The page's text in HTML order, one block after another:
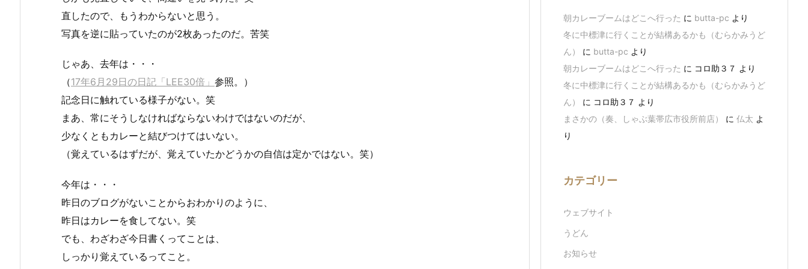
直したので、もうわからないと思う。
写真を逆に貼っていたのが2枚あったのだ。苦笑
じゃあ、去年は・・・
（17年6月29日の日記「LEE30倍」 参照。）
記念日に触れている様子がない。笑
まあ、常にそうしなければならないわけではないのだが、
少なくともカレーと結びつけてはいない。
（覚えているはずだが、覚えていたかどうかの自信は定かではない。笑）
今年は・・・
昨日のブログがないことからおわかりのように、
昨日はカレーを食してない。笑
でも、わざわざ今日書くってことは、
しっかり覚えているってこと。
朝カレーブームはどこへ行った に butta-pc より
冬に中標津に行くことが結構あるかも（むらかみうど
ん）
に butta-pc より
朝カレーブームはどこへ行った に コロ助３７ より
冬に中標津に行くことが結構あるかも（むらかみうど
ん）
に コロ助３７ より
まさかの（奏、しゃぶ葉帯広市役所前店）
に 仏太 よ
り
カテゴリー
ウェブサイト
うどん
お知らせ